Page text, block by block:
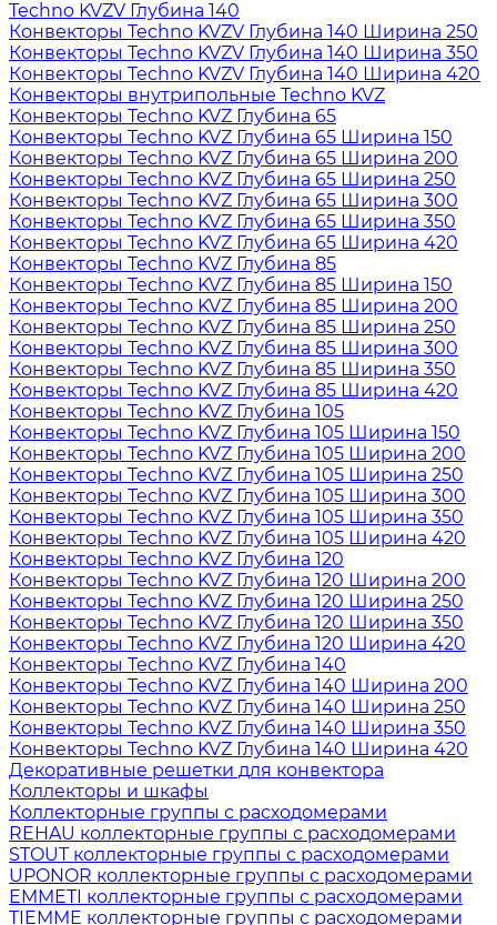
Techno KVZV Глубина 140
Конвекторы Techno KVZV Глубина 140 Ширина 250
Конвекторы Techno KVZV Глубина 140 Ширина 350
Конвекторы Techno KVZV Глубина 140 Ширина 420
Конвекторы внутрипольные Techno KVZ
Конвекторы Techno KVZ Глубина 65
Конвекторы Techno KVZ Глубина 65 Ширина 150
Конвекторы Techno KVZ Глубина 65 Ширина 200
Конвекторы Techno KVZ Глубина 65 Ширина 250
Конвекторы Techno KVZ Глубина 65 Ширина 300
Конвекторы Techno KVZ Глубина 65 Ширина 350
Конвекторы Techno KVZ Глубина 65 Ширина 420
Конвекторы Techno KVZ Глубина 85
Конвекторы Techno KVZ Глубина 85 Ширина 150
Конвекторы Techno KVZ Глубина 85 Ширина 200
Конвекторы Techno KVZ Глубина 85 Ширина 250
Конвекторы Techno KVZ Глубина 85 Ширина 300
Конвекторы Techno KVZ Глубина 85 Ширина 350
Конвекторы Techno KVZ Глубина 85 Ширина 420
Конвекторы Techno KVZ Глубина 105
Конвекторы Techno KVZ Глубина 105 Ширина 150
Конвекторы Techno KVZ Глубина 105 Ширина 200
Конвекторы Techno KVZ Глубина 105 Ширина 250
Конвекторы Techno KVZ Глубина 105 Ширина 300
Конвекторы Techno KVZ Глубина 105 Ширина 350
Конвекторы Techno KVZ Глубина 105 Ширина 420
Конвекторы Techno KVZ Глубина 120
Конвекторы Techno KVZ Глубина 120 Ширина 200
Конвекторы Techno KVZ Глубина 120 Ширина 250
Конвекторы Techno KVZ Глубина 120 Ширина 350
Конвекторы Techno KVZ Глубина 120 Ширина 420
Конвекторы Techno KVZ Глубина 140
Конвекторы Techno KVZ Глубина 140 Ширина 200
Конвекторы Techno KVZ Глубина 140 Ширина 250
Конвекторы Techno KVZ Глубина 140 Ширина 350
Конвекторы Techno KVZ Глубина 140 Ширина 420
Декоративные решетки для конвектора
Коллекторы и шкафы
Коллекторные группы с расходомерами
REHAU коллекторные группы с расходомерами
STOUT коллекторные группы с расходомерами
UPONOR коллекторные группы с расходомерами
EMMETI коллекторные группы с расходомерами
TIEMME коллекторные группы с расходомерами